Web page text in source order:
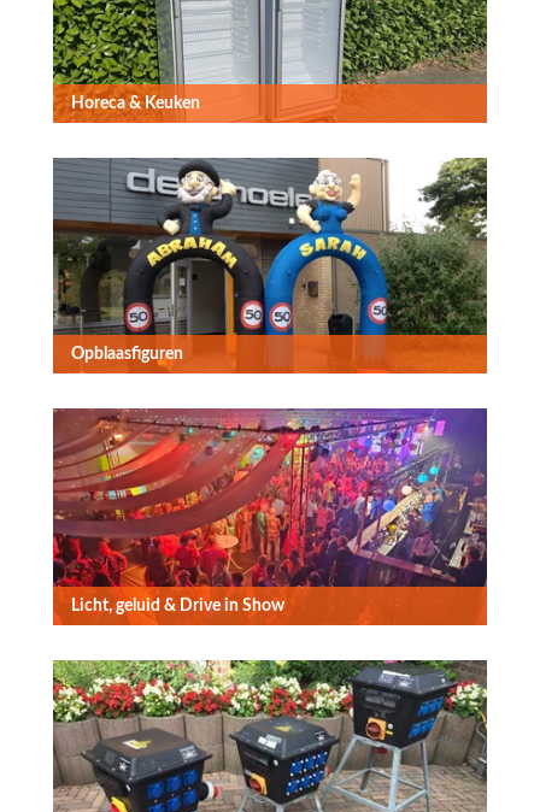
Horeca & Keuken
Opblaasfiguren
Licht, geluid & Drive in Show